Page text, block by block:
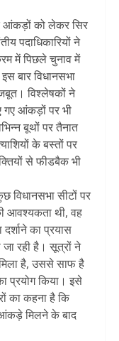
आंकड़ों को लेकर सिर
पदाधिकारियों ने
में पिछले चुनाव में
बार विधानसभा
विश्लेषकों ने
गए आंकड़ों पर भी
बूथों पर तैनात
के बस्तों पर
से फीडबैक भी
विधानसभा सीटों पर
आवश्यकता थी, वह
का प्रयास
जा रही है। सूत्रों ने
है, उससे साफ है
प्रयोग किया। इसे
का कहना है कि
मिलने के बाद